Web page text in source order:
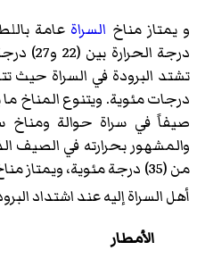
و يمتاز مناخ السراة عامة
درجة
درجات مئوية. ويتنوع المناخ
صيفاً في سراة حوالة
والمشهور بحرارته في الصيف
من (35) درجة مئوية،
أهل السراة إليه عند اشتداد
الأمطار